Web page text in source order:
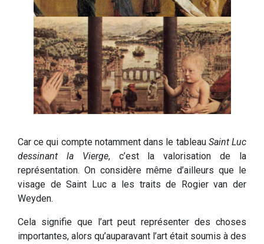
Car ce qui compte notamment dans le tableau Saint Luc
dessinant la Vierge, c’est la valorisation de la
représentation. On considère même d’ailleurs que le
visage de Saint Luc a les traits de Rogier van der
Weyden.
Cela signifie que l’art peut représenter des choses
importantes, alors qu’auparavant l’art était soumis à des